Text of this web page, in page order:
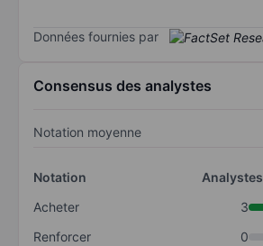
Données fournies par
Consensus des analystes
Notation moyenne
Notation
Analystes
Acheter
3
Renforcer
0